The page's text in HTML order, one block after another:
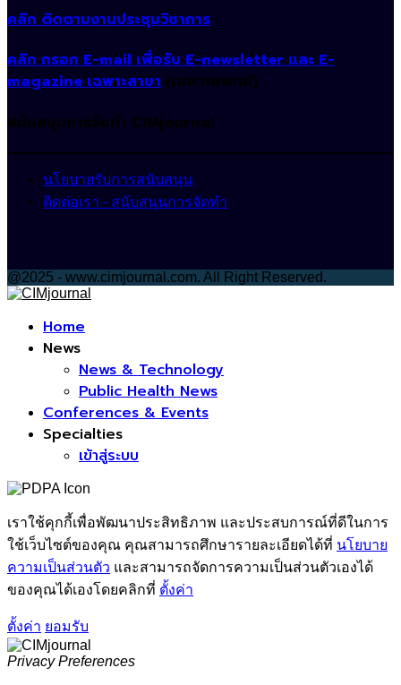
คลิก ติดตามงานประชุมวิชาการ
คลิก กรอก E-mail เพื่อรับ E-newsletter และ E-
magazine เฉพาะสาขา (เฉพาะแพทย์)
สนับสนุนการจัดทำ CIMjournal
นโยบายรับการสนับสนุน
ติดต่อเรา - สนับสนุนการจัดทำ
@2025 - www.cimjournal.com. All Right Reserved.
Home
News
News & Technology
Public Health News
Conferences & Events
Specialties
เข้าสู่ระบบ
เราใช้คุกกี้เพื่อพัฒนาประสิทธิภาพ และประสบการณ์ที่ดีในการ
ใช้เว็บไซต์ของคุณ คุณสามารถศึกษารายละเอียดได้ที่ นโยบาย
ความเป็นส่วนตัว และสามารถจัดการความเป็นส่วนตัวเองได้
ของคุณได้เองโดยคลิกที่ ตั้งค่า
ตั้งค่า ยอมรับ
Privacy Preferences